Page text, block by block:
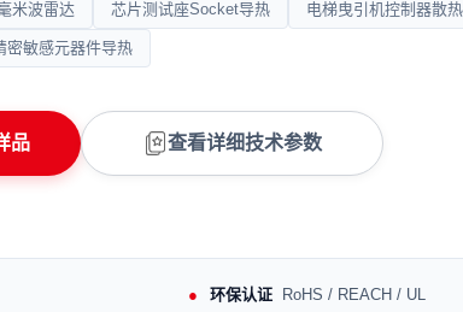
米波雷达 芯片测试座Socket导热 电梯曳引机控制器散热
密敏感元器件导热
品 查看详细技术参数
环保认证 RoHS / REACH / UL